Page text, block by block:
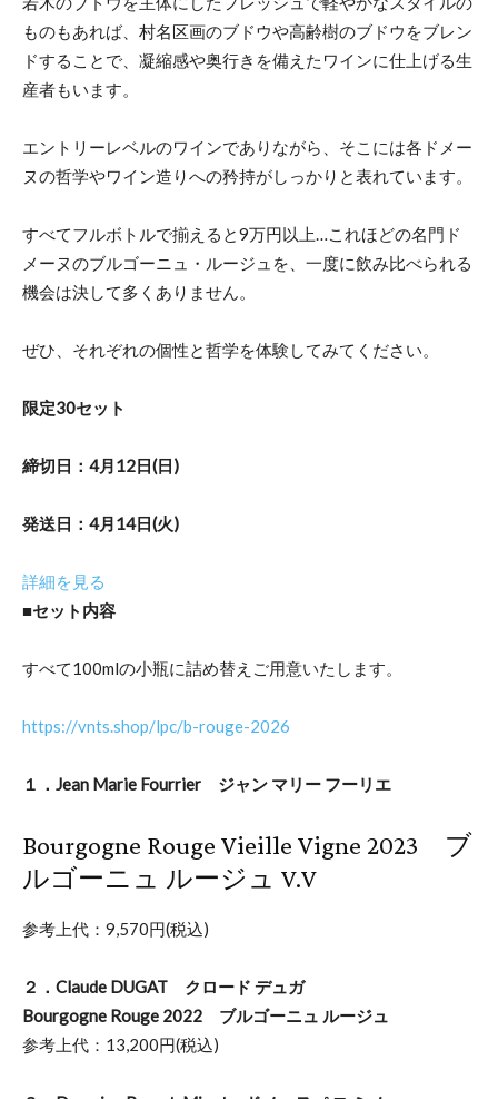
ものもあれば、村名区画のブドウや高齢樹のブドウをブレン
ドすることで、凝縮感や奥行きを備えたワインに仕上げる生
産者もいます。
エントリーレベルのワインでありながら、そこには各ドメー
ヌの哲学やワイン造りへの矜持がしっかりと表れています。
すべてフルボトルで揃えると9万円以上…これほどの名門ド
メーヌのブルゴーニュ・ルージュを、一度に飲み比べられる
機会は決して多くありません。
ぜひ、それぞれの個性と哲学を体験してみてください。
限定30セット
締切日：4月12日(日)
発送日：4月14日(火)
詳細を見る
■セット内容
すべて100mlの小瓶に詰め替えご用意いたします。
https://vnts.shop/lpc/b-rouge-2026
１．Jean Marie Fourrier ジャン マリー フーリエ
Bourgogne Rouge Vieille Vigne 2023 ブ
ルゴーニュ ルージュ V.V
参考上代：9,570円(税込)
２．Claude DUGAT クロード デュガ
Bourgogne Rouge 2022 ブルゴーニュ ルージュ
参考上代：13,200円(税込)